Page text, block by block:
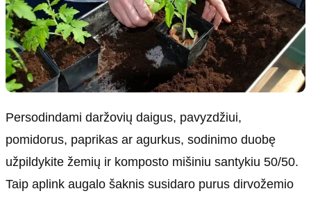
Persodindami daržovių daigus, pavyzdžiui,
pomidorus, paprikas ar agurkus, sodinimo duobę
užpildykite žemių ir komposto mišiniu santykiu 50/50.
Taip aplink augalo šaknis susidaro purus dirvožemio